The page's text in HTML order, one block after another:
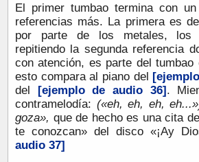
El primer tumbao termina con
referencias más. La primera es
por parte de los metales, los
repitiendo la segunda referencia
con atención, es parte del
esto compara al piano del
del [ejemplo de audio 36].
contramelodía: («eh, eh, eh,
goza», que de hecho es una cita
te conozcan» del disco «¡Ay
audio 37]